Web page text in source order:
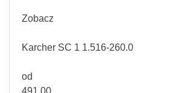
Zobacz
Karcher SC 1 1.516-260.0
od
491,00